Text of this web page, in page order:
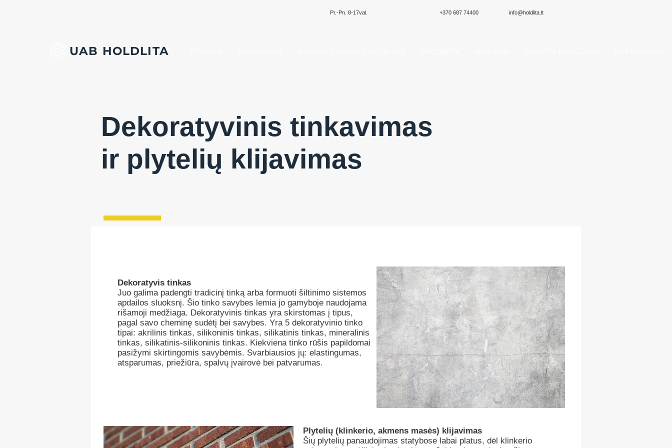
Pr.-Pn. 8-17val. +370 687 74400 info@holdlita.lt
UAB HOLDLITA
Dekoratyvinis tinkavimas
ir plytelių klijavimas
Dekoratyvis tinkas
Juo galima padengti tradicinį tinką arba formuoti šiltinimo sistemos
apdailos sluoksnį. Šio tinko savybes lemia jo gamyboje naudojama
rišamoji medžiaga. Dekoratyvinis tinkas yra skirstomas į tipus,
pagal savo cheminę sudėtį bei savybes. Yra 5 dekoratyvinio tinko
tipai: akrilinis tinkas, silikoninis tinkas, silikatinis tinkas, mineralinis
tinkas, silikatinis-silikoninis tinkas. Kiekviena tinko rūšis papildomai
pasižymi skirtingomis savybėmis. Svarbiausios jų: elastingumas,
atsparumas, priežiūra, spalvų įvairovė bei patvarumas.
Plytelių (klinkerio, akmens masės) klijavimas
Šių plytelių panaudojimas statybose labai platus, dėl klinkerio